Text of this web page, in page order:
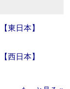
日本】
日本】